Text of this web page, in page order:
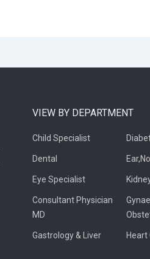
VIEW BY DEPARTMENT
Child Specialist
Dental
Eye Specialist
Consultant Physician
MD
Gastrology & Liver Heart